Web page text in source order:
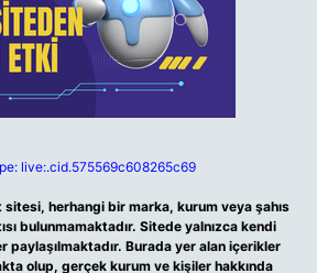
live:.cid.575569c608265c69
sitesi, herhangi bir marka, kurum veya şahıs
bulunmamaktadır. Sitede yalnızca kendi
paylaşılmaktadır. Burada yer alan içerikler
olup, gerçek kurum ve kişiler hakkında